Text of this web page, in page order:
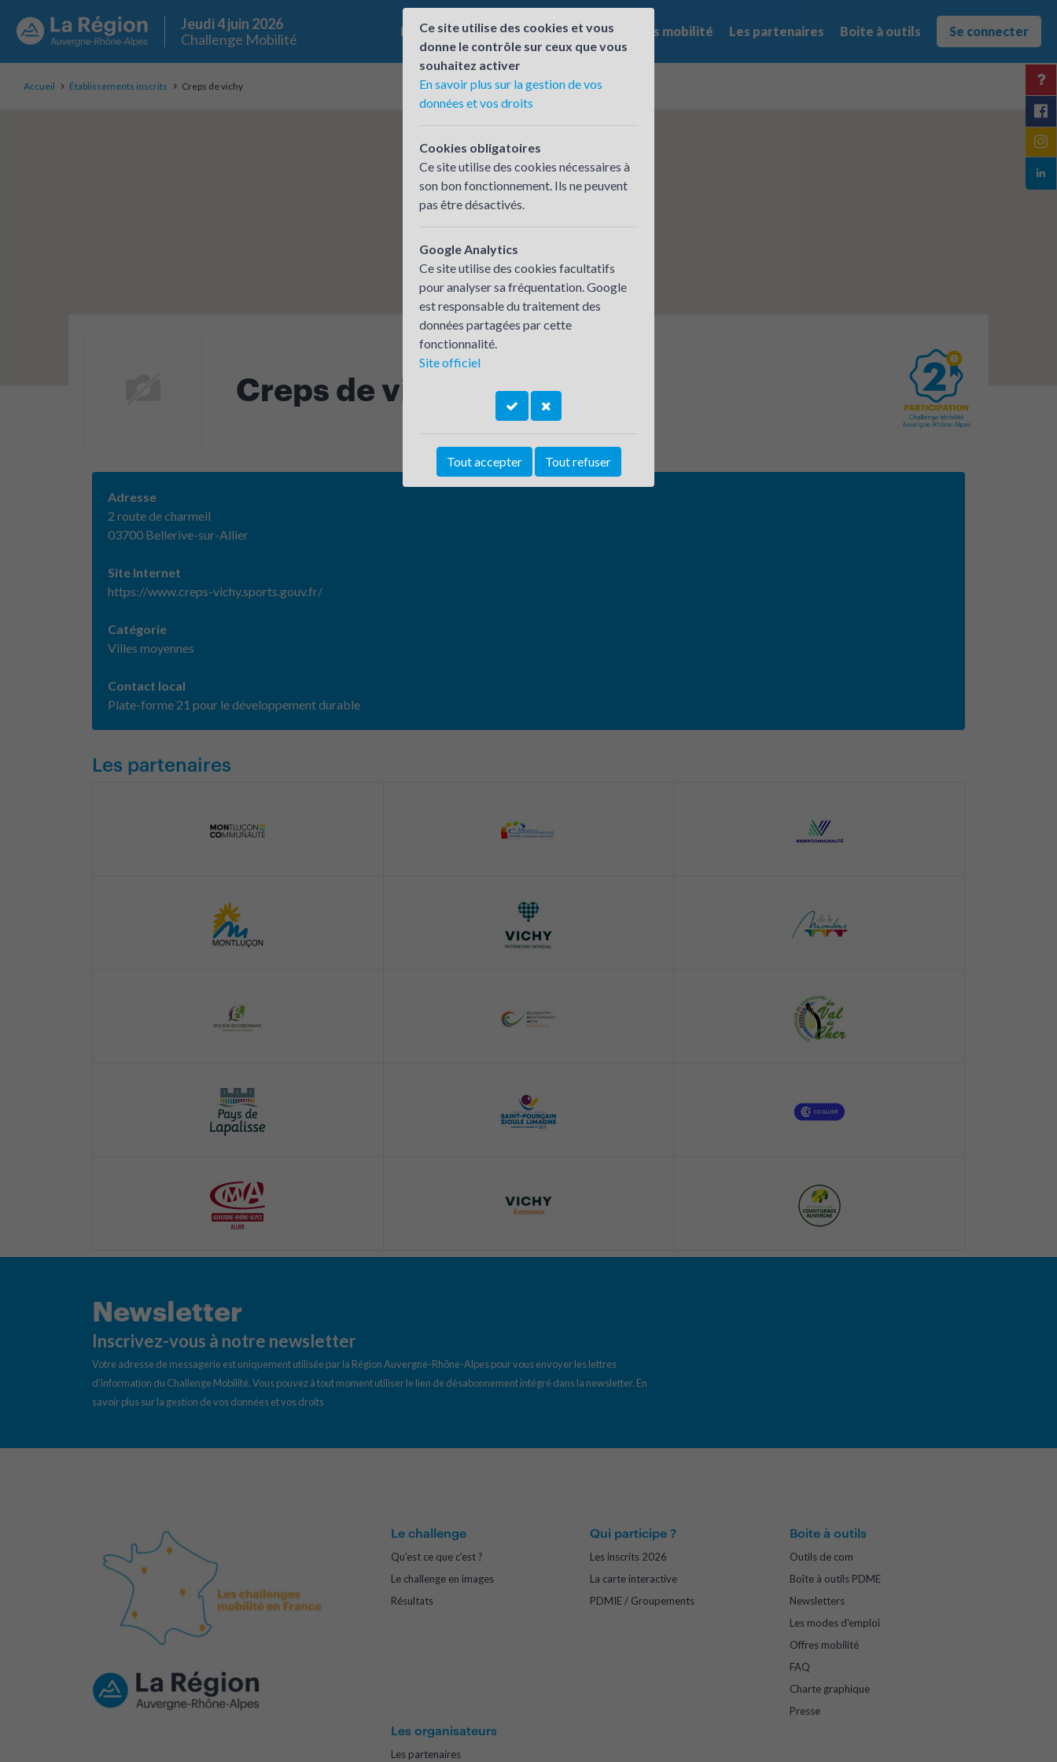
Jeudi 4 juin 2026
Challenge Mobilité
Le challenge Qui participe ? Les offres mobilité Les partenaires Boite à outils Se connecter
Accueil Établissements inscrits Creps de vichy
Creps de vichy
Adresse
2 route de charmeil
03700 Bellerive-sur-Allier
Site Internet
https://www.creps-vichy.sports.gouv.fr/
Catégorie
Villes moyennes
Contact local
Plate-forme 21 pour le développement durable
Les partenaires
Newsletter
Inscrivez-vous à notre newsletter
Votre adresse de messagerie est uniquement utilisée par la Région Auvergne-Rhône-Alpes pour vous envoyer les lettres
d’information du Challenge Mobilité. Vous pouvez à tout moment utiliser le lien de désabonnement intégré dans la newsletter. En
savoir plus sur la gestion de vos données et vos droits
Le challenge
Qu'est ce que c'est ?
Le challenge en images
Résultats
Qui participe ?
Les inscrits 2026
La carte interactive
PDMIE / Groupements
Boite à outils
Outils de com
Boîte à outils PDME
Newsletters
Les modes d'emploi
Offres mobilité
FAQ
Charte graphique
Presse
Les organisateurs
Les partenaires
Ce site utilise des cookies et vous
donne le contrôle sur ceux que vous
souhaitez activer
En savoir plus sur la gestion de vos
données et vos droits
Cookies obligatoires
Ce site utilise des cookies nécessaires à
son bon fonctionnement. Ils ne peuvent
pas être désactivés.
Google Analytics
Ce site utilise des cookies facultatifs
pour analyser sa fréquentation. Google
est responsable du traitement des
données partagées par cette
fonctionnalité.
Site officiel
Tout accepter Tout refuser